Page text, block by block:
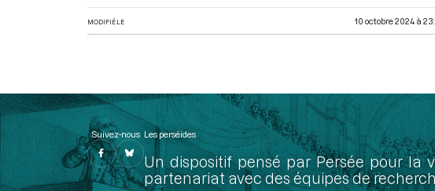
MODIFIÉ LE 10 octobre 2024 à
Suivez-nous Les perséides
Un dispositif pensé par Persée pour la
partenariat avec des équipes de